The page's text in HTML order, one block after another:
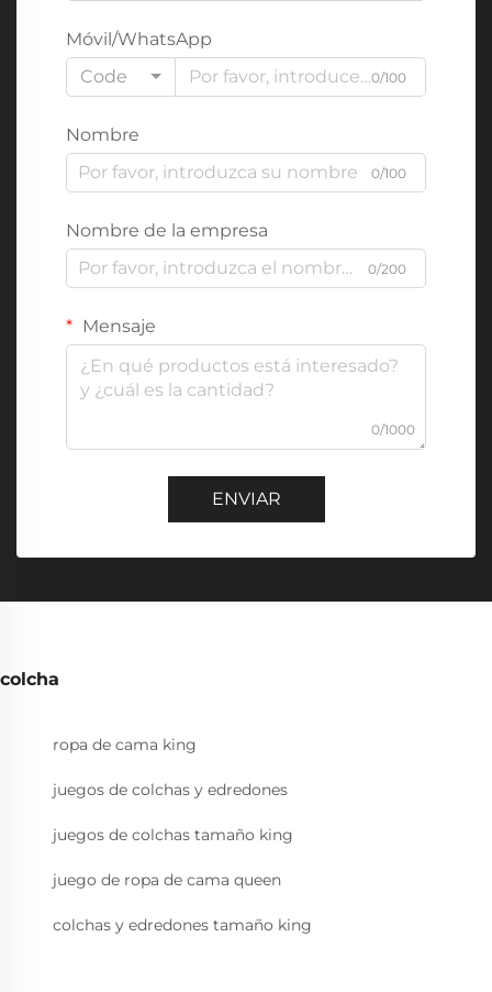
Móvil/WhatsApp
Code
0/100
Nombre
0/100
Nombre de la empresa
0/200
Mensaje
0/1000
ENVIAR
colcha
ropa de cama king
juegos de colchas y edredones
juegos de colchas tamaño king
juego de ropa de cama queen
colchas y edredones tamaño king